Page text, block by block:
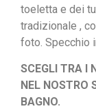
toeletta e dei
tradizionale ,
foto. Specchio
SCEGLI TRA I
NEL NOSTRO
BAGNO.